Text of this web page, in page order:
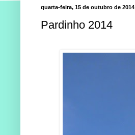
quarta-feira, 15 de outubro de 2014
Pardinho 2014